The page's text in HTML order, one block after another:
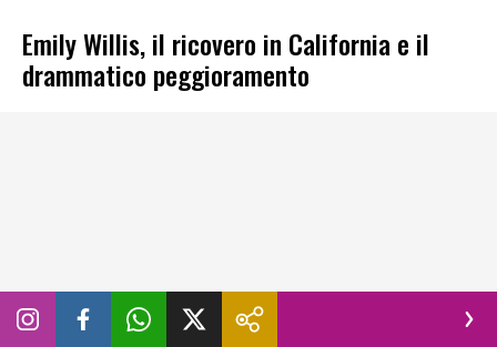
Emily Willis, il ricovero in California e il
drammatico peggioramento